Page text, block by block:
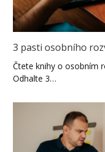
3 pasti osobního
Čtete knihy o osobním
Odhalte 3…